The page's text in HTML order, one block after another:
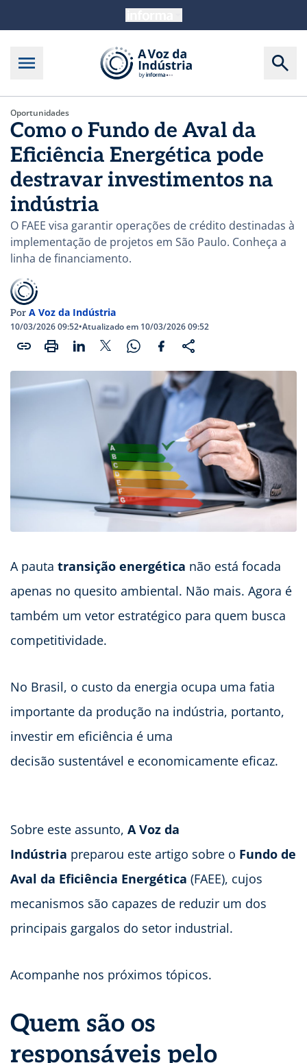
Oportunidades
Como o Fundo de Aval da
Eficiência Energética pode
destravar investimentos na
indústria
O FAEE visa garantir operações de crédito destinadas à
implementação de projetos em São Paulo. Conheça a
linha de financiamento.
Por A Voz da Indústria
10/03/2026 09:52•Atualizado em 10/03/2026 09:52
A pauta transição energética não está focada
apenas no quesito ambiental. Não mais. Agora é
também um vetor estratégico para quem busca
competitividade.
No Brasil, o custo da energia ocupa uma fatia
importante da produção na indústria, portanto,
investir em eficiência é uma
decisão sustentável e economicamente eficaz.
Sobre este assunto, A Voz da
Indústria preparou este artigo sobre o Fundo de
Aval da Eficiência Energética (FAEE), cujos
mecanismos são capazes de reduzir um dos
principais gargalos do setor industrial.
Acompanhe nos próximos tópicos.
Quem são os
responsáveis pelo